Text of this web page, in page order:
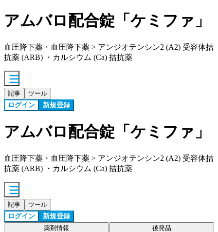
アムバロ配合錠「ケミファ」
血圧降下薬・血圧降下薬 > アンジオテンシン2 (A2) 受容体拮
抗薬 (ARB) ・カルシウム (Ca) 拮抗薬
記事 ツール
ログイン 新規登録
アムバロ配合錠「ケミファ」
血圧降下薬・血圧降下薬 > アンジオテンシン2 (A2) 受容体拮
抗薬 (ARB) ・カルシウム (Ca) 拮抗薬
記事 ツール
ログイン 新規登録
薬剤情報 後発品